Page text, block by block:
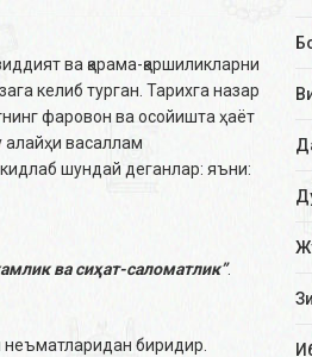
ва қарама-қаршиликларни
келиб турган. Тарихга назар
фаровон ва осойишта ҳаёт
алайҳи васаллам
шундай деганлар: яъни:
ва сиҳат-саломатлик”.
биридир.